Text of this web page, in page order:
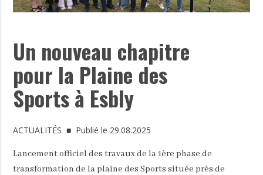
Un nouveau chapitre
pour la Plaine des
Sports à Esbly
ACTUALITÉS ■ Publié le 29.08.2025
Lancement officiel des travaux de la 1ère phase de
transformation de la plaine des Sports située près de